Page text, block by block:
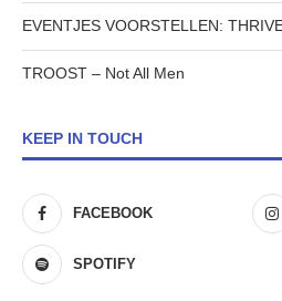
EVENTJES VOORSTELLEN:
TROOST – Not All Men
KEEP IN TOUCH
FACEBOOK
SPOTIFY